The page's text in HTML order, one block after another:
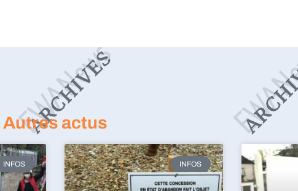
Autres actus
INFOS INFOS